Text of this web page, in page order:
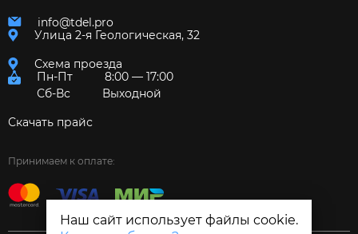
Наш сайт использует файлы cookie.
info@tdel.pro
Улица 2-я Геологическая, 32
Схема проезда
Пн-Пт
8:00 — 17:00
Сб-Вс
Выходной
Скачать прайс
Принимаем к оплате: